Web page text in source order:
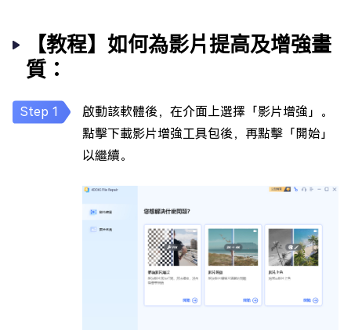
【教程】如何為影片提高及增強畫
質：
啟動該軟體後，在介面上選擇「影片增強」。
點擊下載影片增強工具包後，再點擊「開始」
以繼續。